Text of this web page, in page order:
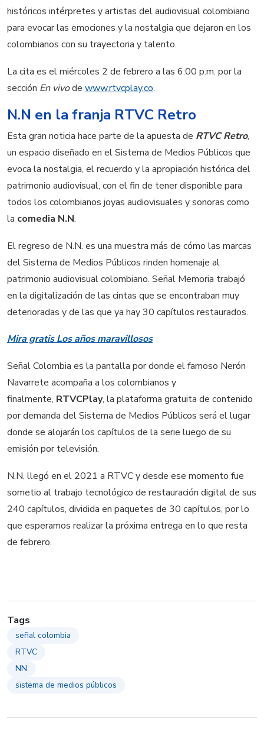
históricos intérpretes y artistas del audiovisual colombiano
para evocar las emociones y la nostalgia que dejaron en los
colombianos con su trayectoria y talento.
La cita es el miércoles 2 de febrero a las 6:00 p.m. por la
sección En vivode www.rtvcplay.co.
N.N en la franja RTVC Retro
Esta gran noticia hace parte de la apuesta de RTVC Retro,
un espacio diseñado en el Sistema de Medios Públicos que
evoca la nostalgia, el recuerdo y la apropiación histórica del
patrimonio audiovisual, con el fin de tener disponible para
todos los colombianos joyas audiovisuales y sonoras como
la comedia N.N.
El regreso de N.N. es una muestra más de cómo las marcas
del Sistema de Medios Públicos rinden homenaje al
patrimonio audiovisual colombiano. Señal Memoria trabajó
en la digitalización de las cintas que se encontraban muy
deterioradas y de las que ya hay 30 capítulos restaurados.
Mira gratis Los años maravillosos
Señal Colombia es la pantalla por donde el famoso Nerón
Navarrete acompaña a los colombianos y
finalmente, RTVCPlay, la plataforma gratuita de contenido
por demanda del Sistema de Medios Públicos será el lugar
donde se alojarán los capítulos de la serie luego de su
emisión por televisión.
N.N. llegó en el 2021 a RTVC y desde ese momento fue
sometio al trabajo tecnológico de restauración digital de sus
240 capítulos, dividida en paquetes de 30 capítulos, por lo
que esperamos realizar la próxima entrega en lo que resta
de febrero.
Tags
señal colombia
RTVC
NN
sistema de medios públicos